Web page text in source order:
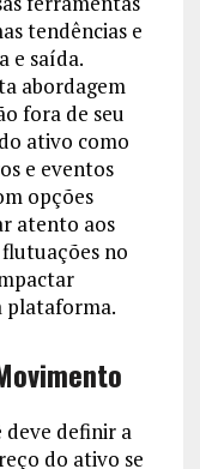
tendências e
e saída.
abordagem
fora de seu
ativo como
e eventos
opções
atento aos
no
plataforma.
deve definir a
do ativo se